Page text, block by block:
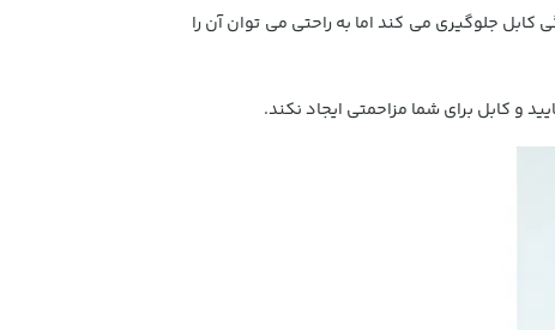
جلوگیری می کند اما به راحتی می توان آن را